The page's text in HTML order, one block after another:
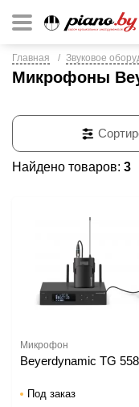
Главная Звуковое
Микрофоны
Найдено товаров: 3
Микрофон
Beyerdynamic TG 558
Под заказ